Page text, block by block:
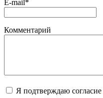
E-mail*
Комментарий
Я подтверждаю согласие